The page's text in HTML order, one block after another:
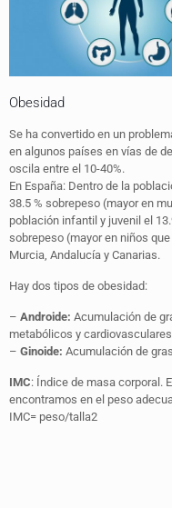
Obesidad
Se ha convertido en un
en algunos países en vías de
oscila entre el 10-40%.
En España: Dentro de la
38.5 % sobrepeso (mayor en
población infantil y juvenil el
sobrepeso (mayor en niños
Murcia, Andalucía y Canarias.
Hay dos tipos de obesidad:
– Androide: Acumulación de
metabólicos y
– Ginoide: Acumulación de
IMC: Índice de masa corporal.
encontramos en el peso
IMC= peso/talla2